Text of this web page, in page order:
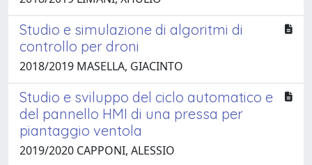
Studio e simulazione di algoritmi di
controllo per droni
2018/2019 MASELLA, GIACINTO
Studio e sviluppo del ciclo automatico e
del pannello HMI di una pressa per
piantaggio ventola
2019/2020 CAPPONI, ALESSIO